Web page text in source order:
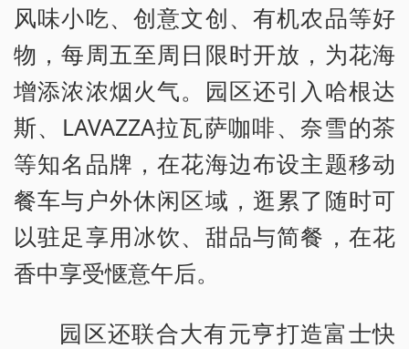
风味小吃、创意文创、有机农品等好
物，每周五至周日限时开放，为花海
增添浓浓烟火气。园区还引入哈根达
斯、LAVAZZA拉瓦萨咖啡、奈雪的茶
等知名品牌，在花海边布设主题移动
餐车与户外休闲区域，逛累了随时可
以驻足享用冰饮、甜品与简餐，在花
香中享受惬意午后。
园区还联合大有元亨打造富士快